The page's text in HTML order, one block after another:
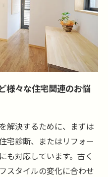
様々な住宅関連のお悩
解決するために、まずは
宅診断、またはリフォー
も対応しています。古く
スタイルの変化に合わせ